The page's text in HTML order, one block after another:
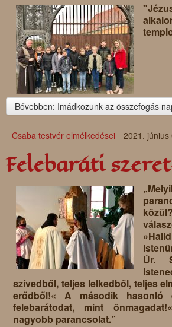
Bővebben: Imádkozunk az összefogás
Csaba testvér elmélkedései 2021. június
Felebaráti
Úr.
szívedből, teljes lelkedből, teljes
erődből!« A második hasonló
felebarátodat, mint
nagyobb parancsolat.”